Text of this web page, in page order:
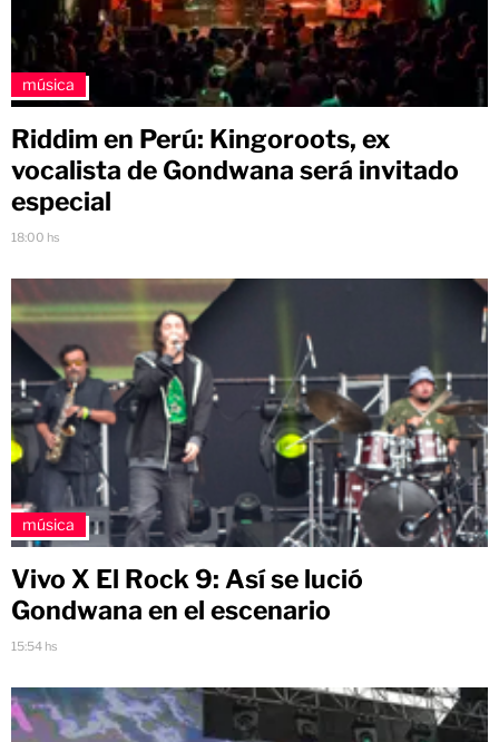
música
Riddim en Perú: Kingoroots, ex
vocalista de Gondwana será invitado
especial
18:00 hs
música
Vivo X El Rock 9: Así se lució
Gondwana en el escenario
15:54 hs